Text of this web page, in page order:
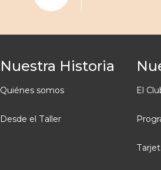
Nuestra Historia
Quiénes somos
Desde el Taller
El